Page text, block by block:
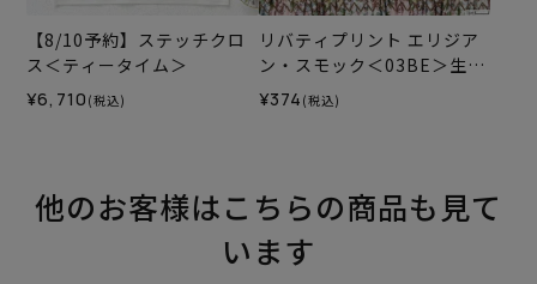
【8/10予約】ステッチクロ
ス＜ティータイム＞
¥6,710 (税込)
リバティプリント エリジア
ン・スモック＜03BE＞生地
（ホビーラホビーレオリジ
ナル）2026SS
¥374 (税込)
他のお客様はこちらの商品も見て
います